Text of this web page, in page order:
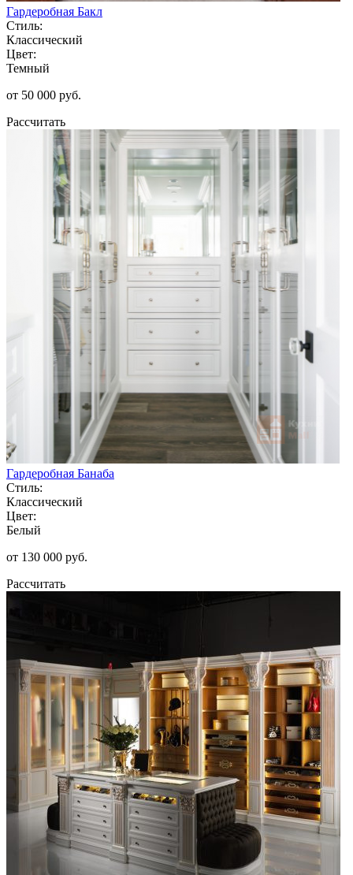
Гардеробная Бакл
Стиль:
Классический
Цвет:
Темный
от 50 000 руб.
Рассчитать
Гардеробная Банаба
Стиль:
Классический
Цвет:
Белый
от 130 000 руб.
Рассчитать